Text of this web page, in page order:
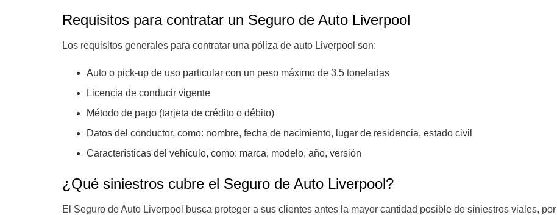
Requisitos para contratar un Seguro de Auto Liverpool
Los requisitos generales para contratar una póliza de auto Liverpool son:
Auto o pick-up de uso particular con un peso máximo de 3.5 toneladas
Licencia de conducir vigente
Método de pago (tarjeta de crédito o débito)
Datos del conductor, como: nombre, fecha de nacimiento, lugar de residencia, estado civil
Características del vehículo, como: marca, modelo, año, versión
¿Qué siniestros cubre el Seguro de Auto Liverpool?
El Seguro de Auto Liverpool busca proteger a sus clientes antes la mayor cantidad posible de siniestros viales,